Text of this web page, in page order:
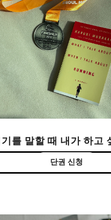
를 말할 때 내가 하고
단권 신청